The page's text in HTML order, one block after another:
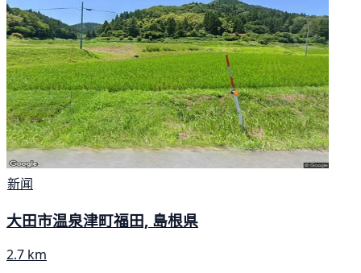
新闻
大田市温泉津町福田, 島根県
2.7 km